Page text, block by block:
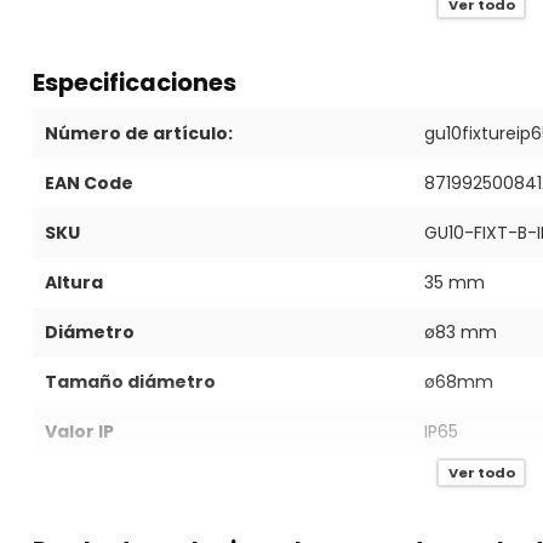
¡Atención!: Casquillo GU10 incluido con el marco
Ver todo
Especificaciones
Número de artículo:
EAN Code
SKU GU10-FIXT-B-
Altura 35 mm
Diámetro ø83 mm
Tamaño diámetro ø68mm
Valor IP IP65
Negro
Ver todo